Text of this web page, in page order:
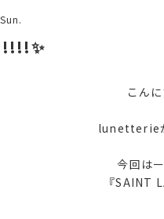
こん
lunetterie
今回は
『SAINT